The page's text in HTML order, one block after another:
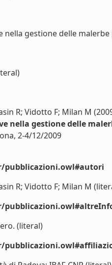
gestione delle
R; Vidotto F; Milan M
nella gestione delle
2-4/12/2009
R; Vidotto F; Milan M
(literal)